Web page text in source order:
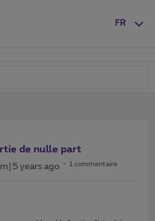
FR
de nulle part
years ago 1 commentaire